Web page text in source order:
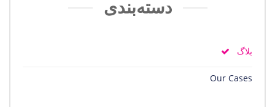
دسته‌بندی
بلاگ
Our Cases